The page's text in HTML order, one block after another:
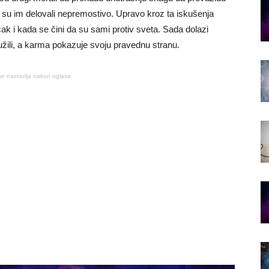
im delovali nepremostivo. Upravo kroz ta iskušenja
i kada se čini da su sami protiv sveta. Sada dolazi
a karma pokazuje svoju pravednu stranu.
nastavlja nakon oglasa